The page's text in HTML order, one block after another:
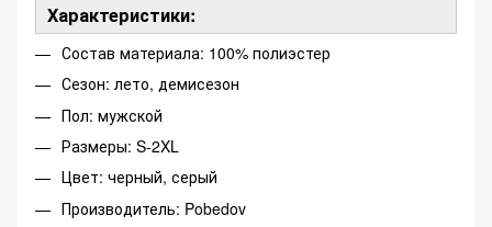
Характеристики:
Состав материала: 100% полиэстер
Сезон: лето, демисезон
Пол: мужской
Размеры: S-2XL
Цвет: черный, серый
Производитель: Pobedov